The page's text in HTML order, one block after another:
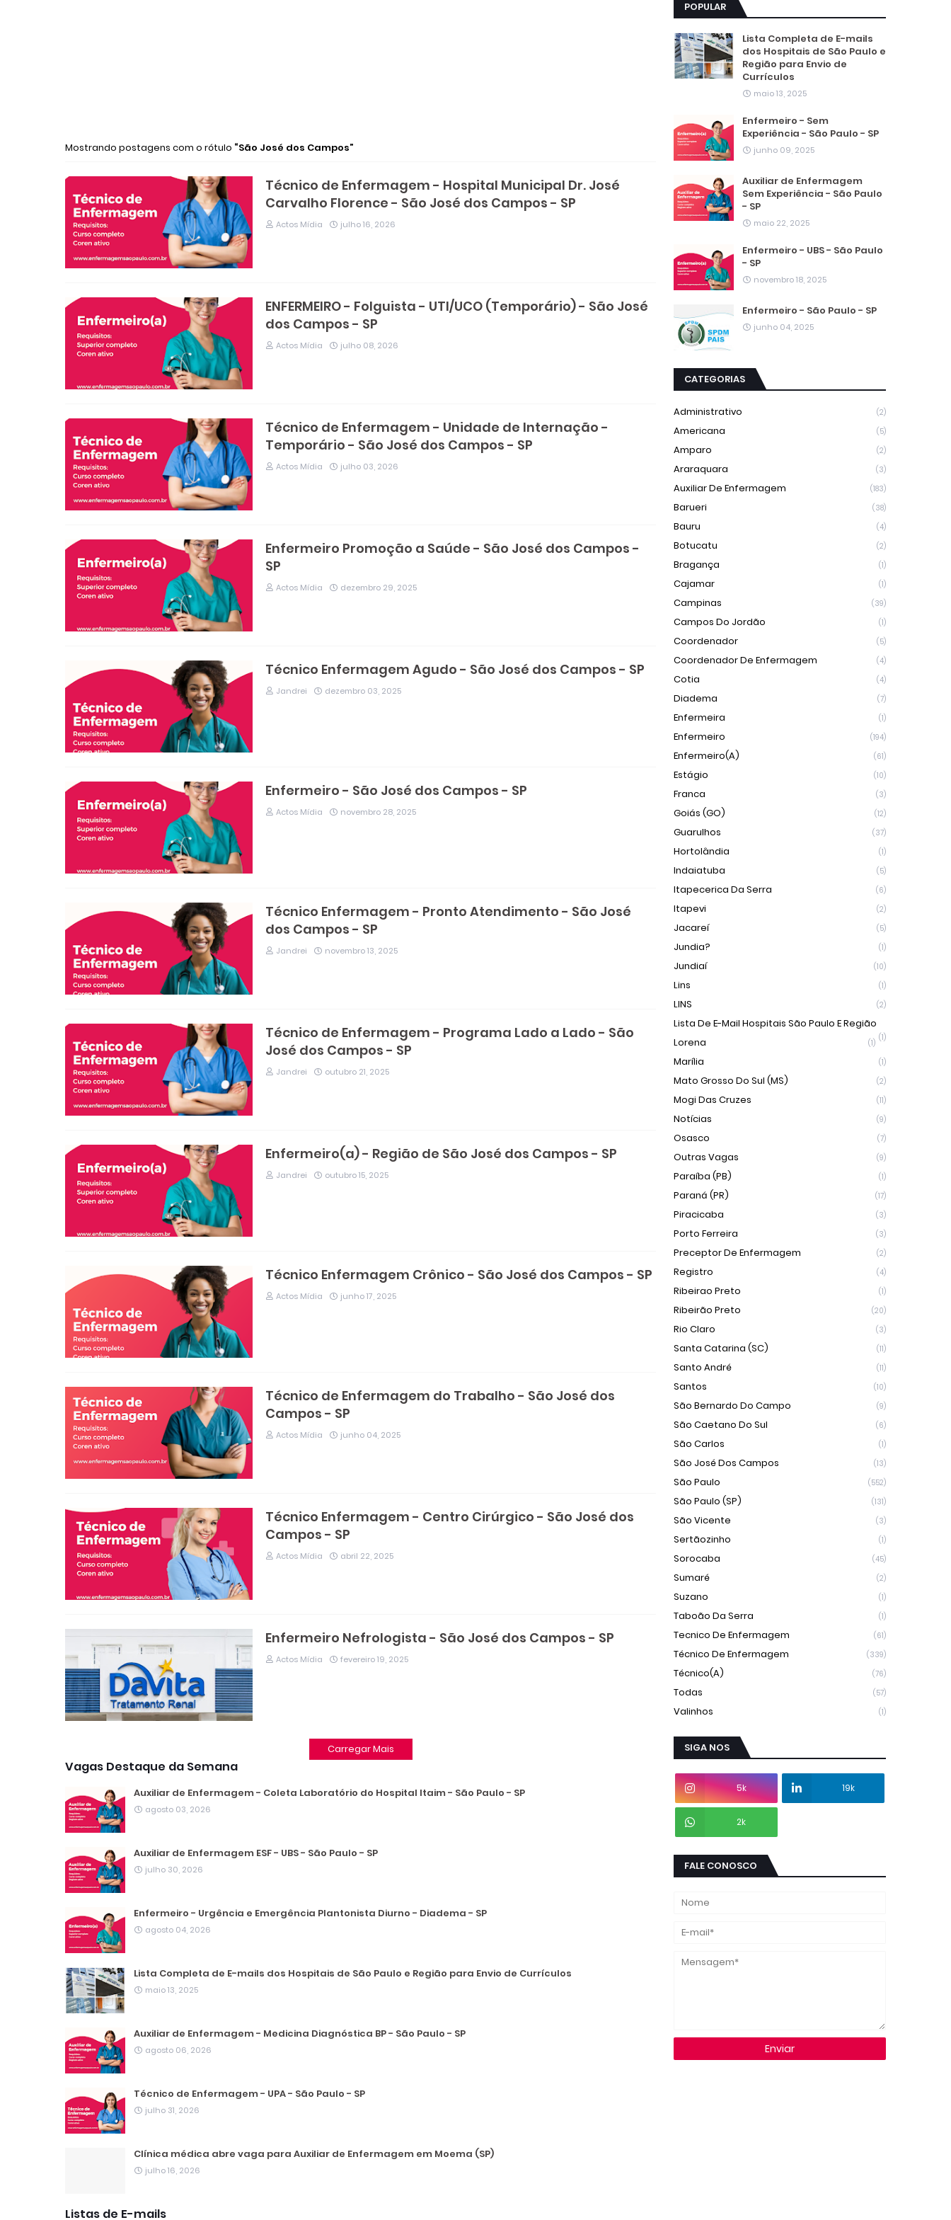
Mostrando postagens com o rótulo São José dos Campos
Técnico de Enfermagem - Hospital Municipal Dr. José
Carvalho Florence - São José dos Campos - SP
Actos Mídia julho 16, 2026
ENFERMEIRO - Folguista - UTI/UCO (Temporário) - São José
dos Campos - SP
Actos Mídia julho 08, 2026
Técnico de Enfermagem - Unidade de Internação -
Temporário - São José dos Campos - SP
Actos Mídia julho 03, 2026
Enfermeiro Promoção a Saúde - São José dos Campos -
SP
Actos Mídia dezembro 29, 2025
Técnico Enfermagem Agudo - São José dos Campos - SP
Jandrei dezembro 03, 2025
Enfermeiro - São José dos Campos - SP
Actos Mídia novembro 28, 2025
Técnico Enfermagem - Pronto Atendimento - São José
dos Campos - SP
Jandrei novembro 13, 2025
Técnico de Enfermagem - Programa Lado a Lado - São
José dos Campos - SP
Jandrei outubro 21, 2025
Enfermeiro(a) - Região de São José dos Campos - SP
Jandrei outubro 15, 2025
Técnico Enfermagem Crônico - São José dos Campos - SP
Actos Mídia junho 17, 2025
Técnico de Enfermagem do Trabalho - São José dos
Campos - SP
Actos Mídia junho 04, 2025
Técnico Enfermagem - Centro Cirúrgico - São José dos
Campos - SP
Actos Mídia abril 22, 2025
Enfermeiro Nefrologista - São José dos Campos - SP
Actos Mídia fevereiro 19, 2025
Carregar Mais
Vagas Destaque da Semana
Auxiliar de Enfermagem - Coleta Laboratório do Hospital Itaim - São Paulo - SP
agosto 03, 2026
Auxiliar de Enfermagem ESF - UBS - São Paulo - SP
julho 30, 2026
Enfermeiro - Urgência e Emergência Plantonista Diurno - Diadema - SP
agosto 04, 2026
Lista Completa de E-mails dos Hospitais de São Paulo e Região para Envio de Currículos
maio 13, 2025
Auxiliar de Enfermagem - Medicina Diagnóstica BP - São Paulo - SP
agosto 06, 2026
Técnico de Enfermagem - UPA - São Paulo - SP
julho 31, 2026
Clínica médica abre vaga para Auxiliar de Enfermagem em Moema (SP)
julho 16, 2026
Listas de E-mails
POPULAR
Lista Completa de E-mails
dos Hospitais de São Paulo e
Região para Envio de
Currículos
maio 13, 2025
Enfermeiro - Sem
Experiência - São Paulo - SP
junho 09, 2025
Auxiliar de Enfermagem
Sem Experiência - São Paulo
- SP
maio 22, 2025
Enfermeiro - UBS - São Paulo
- SP
novembro 18, 2025
Enfermeiro - São Paulo - SP
junho 04, 2025
CATEGORIAS
Administrativo (2)
Americana (5)
Amparo (2)
Araraquara (3)
Auxiliar De Enfermagem (183)
Barueri (38)
Bauru (4)
Botucatu (2)
Bragança (1)
Cajamar (1)
Campinas (39)
Campos Do Jordão (1)
Coordenador (5)
Coordenador De Enfermagem (4)
Cotia (4)
Diadema (7)
Enfermeira (1)
Enfermeiro (194)
Enfermeiro(a) (61)
Estágio (10)
Franca (3)
Goiás (GO) (12)
Guarulhos (37)
Hortolândia (1)
Indaiatuba (5)
Itapecerica Da Serra (6)
Itapevi (2)
Jacareí (5)
Jundia? (1)
Jundiaí (10)
Lins (1)
LINS (2)
Lista De E-Mail Hospitais São Paulo E Região
(1)
Lorena (1)
Marília (1)
Mato Grosso Do Sul (MS) (2)
Mogi Das Cruzes (11)
Notícias (9)
Osasco (7)
Outras Vagas (9)
Paraíba (PB) (1)
Paraná (PR) (17)
Piracicaba (3)
Porto Ferreira (3)
Preceptor De Enfermagem (2)
Registro (4)
Ribeirao Preto (1)
Ribeirão Preto (20)
Rio Claro (3)
Santa Catarina (SC) (11)
Santo André (11)
Santos (10)
São Bernardo Do Campo (9)
São Caetano Do Sul (6)
São Carlos (1)
São José Dos Campos (13)
São Paulo (552)
São Paulo (SP) (131)
São Vicente (3)
Sertãozinho (1)
Sorocaba (45)
Sumaré (2)
Suzano (1)
Taboão Da Serra (1)
Tecnico De Enfermagem (61)
Técnico De Enfermagem (339)
Técnico(a) (76)
Todas (57)
Valinhos (1)
SIGA NOS
5k 19k
2k
FALE CONOSCO